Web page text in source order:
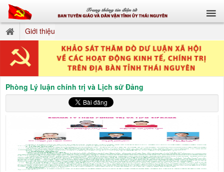
Giới thiệu
Phòng Lý luận chính trị và Lịch sử Đảng